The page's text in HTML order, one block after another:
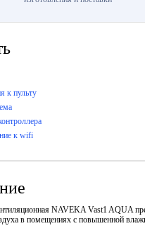
к пульту
к wifi
NAVEKA Vast1 AQUA
в помещениях с повышенной